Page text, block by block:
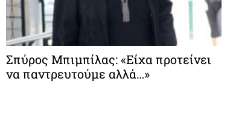
Σπύρος Μπιμπίλας: «Είχα προτείνει
να παντρευτούμε αλλά…»